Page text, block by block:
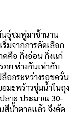
ธุ์ชมพู่มาช้านาน
มจากการคัดเลือก
ดคือ กิ่งอ่อน กิ่งแก่
อย ห่างกันเท่ากับ
อกระหว่างรอขควั่น
มะพร้าวชุ่มน้ำในถุง
ลาะ ประมาณ 30-
สีน้ำตาลแล้ว จึงตัด